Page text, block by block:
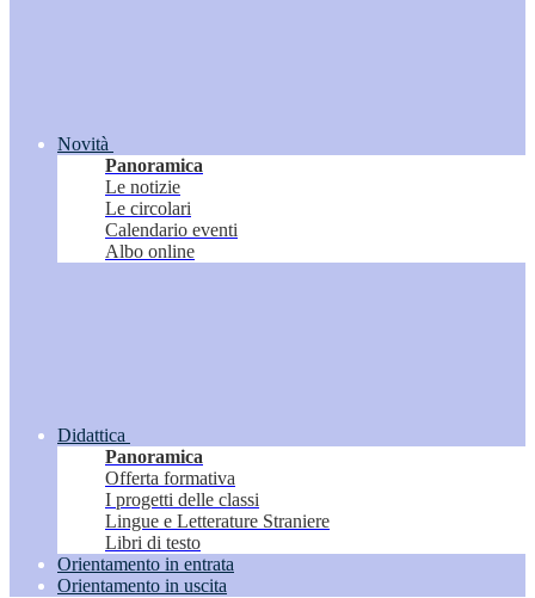
Novità
Panoramica
Le notizie
Le circolari
Calendario eventi
Albo online
Didattica
Panoramica
Offerta formativa
I progetti delle classi
Lingue e Letterature Straniere
Libri di testo
Orientamento in entrata
Orientamento in uscita